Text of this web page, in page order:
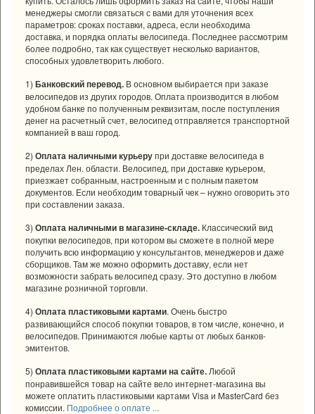
менеджеры смогли связаться с вами для уточнения всех
параметров: сроках поставки, адреса, если необходима
доставка, и порядка оплаты велосипеда. Последнее рассмотрим
более подробно, так как существует несколько вариантов,
способных удовлетворить любого.
1) Банковский перевод. В основном выбирается при заказе
велосипедов из других городов. Оплата производится в любом
удобном банке по полученным реквизитам, после поступления
денег на расчетный счет, велосипед отправляется транспортной
компанией в ваш город.
2) Оплата наличными курьерупри доставке велосипеда в
пределах Лен. области. Велосипед, при доставке курьером,
приезжает собранным, настроенным и с полным пакетом
документов. Если необходим товарный чек – нужно оговорить это
при составлении заказа.
3) Оплата наличными в магазине-складе. Классический вид
покупки велосипедов, при котором вы сможете в полной мере
получить всю информацию у консультантов, менеджеров и даже
сборщиков. Там же можно оформить доставку, если нет
возможности забрать велосипед сразу. Это доступно в любом
магазине розничной торговли.
4) Оплата пластиковыми картами. Очень быстро
развивающийся способ покупки товаров, в том числе, конечно, и
велосипедов. Принимаются любые карты от любых банков-
эмитентов.
5) Оплата пластиковыми картами на сайте. Любой
понравившейся товар на сайте вело интернет-магазина вы
можете оплатить пластиковыми картами Visa и MasterCard без
комиссии. Подробнее о оплате ...